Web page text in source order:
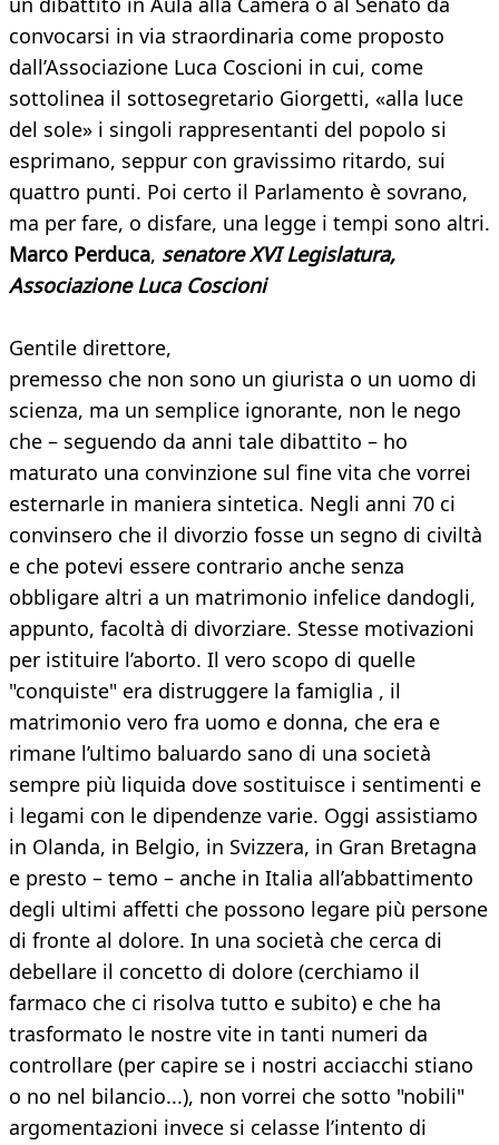
convocarsi in via straordinaria come proposto
dall’Associazione Luca Coscioni in cui, come
sottolinea il sottosegretario Giorgetti, «alla luce
del sole» i singoli rappresentanti del popolo si
esprimano, seppur con gravissimo ritardo, sui
quattro punti. Poi certo il Parlamento è sovrano,
ma per fare, o disfare, una legge i tempi sono altri.
Marco Perduca, senatore XVI Legislatura,
Associazione Luca Coscioni
Gentile direttore,
premesso che non sono un giurista o un uomo di
scienza, ma un semplice ignorante, non le nego
che – seguendo da anni tale dibattito – ho
maturato una convinzione sul fine vita che vorrei
esternarle in maniera sintetica. Negli anni 70 ci
convinsero che il divorzio fosse un segno di civiltà
e che potevi essere contrario anche senza
obbligare altri a un matrimonio infelice dandogli,
appunto, facoltà di divorziare. Stesse motivazioni
per istituire l’aborto. Il vero scopo di quelle
"conquiste" era distruggere la famiglia , il
matrimonio vero fra uomo e donna, che era e
rimane l’ultimo baluardo sano di una società
sempre più liquida dove sostituisce i sentimenti e
i legami con le dipendenze varie. Oggi assistiamo
in Olanda, in Belgio, in Svizzera, in Gran Bretagna
e presto – temo – anche in Italia all’abbattimento
degli ultimi affetti che possono legare più persone
di fronte al dolore. In una società che cerca di
debellare il concetto di dolore (cerchiamo il
farmaco che ci risolva tutto e subito) e che ha
trasformato le nostre vite in tanti numeri da
controllare (per capire se i nostri acciacchi stiano
o no nel bilancio...), non vorrei che sotto "nobili"
argomentazioni invece si celasse l’intento di